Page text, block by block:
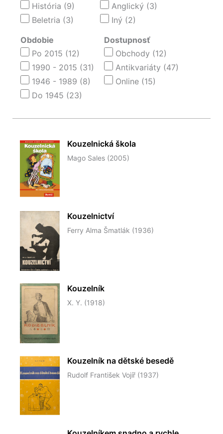
História (9)
Beletria (3)
Anglický (3)
Iný (2)
Obdobie
Po 2015 (12)
1990 - 2015 (31)
1946 - 1989 (8)
Do 1945 (23)
Dostupnosť
Obchody (12)
Antikvariáty (47)
Online(15)
Kouzelnická škola
Mago Sales (2005)
Kouzelnictví
Ferry Alma Šmatlák (1936)
Kouzelník
X. Y. (1918)
Kouzelník na dětské besedě
Rudolf František Vojíř (1937)